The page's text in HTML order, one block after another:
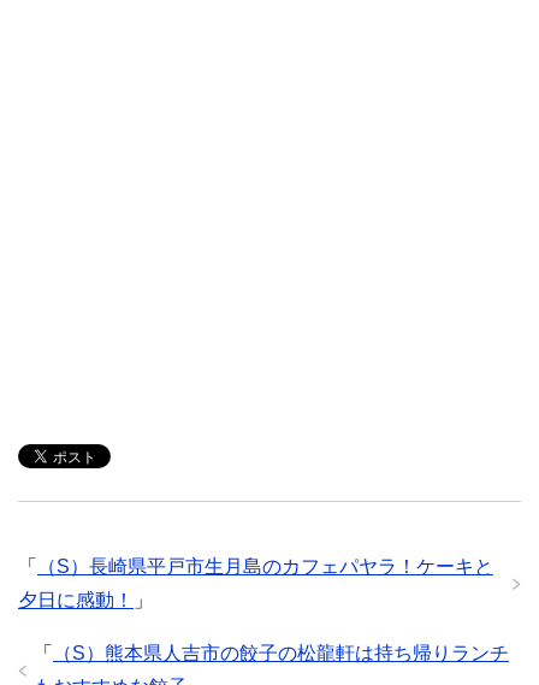
「
（S）長崎県平戸市生月島のカフェパヤラ！ケーキと
夕日に感動！
」
「
（S）熊本県人吉市の餃子の松龍軒は持ち帰りランチ